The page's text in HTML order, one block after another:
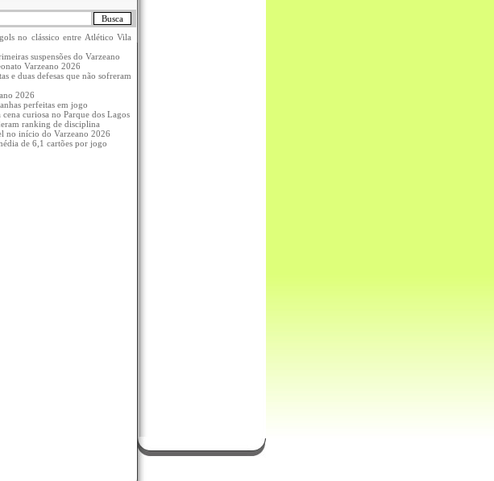
no clássico entre Atlético Vila
suspensões do Varzeano
Varzeano 2026
e duas defesas que não sofreram
2026
perfeitas em jogo
curiosa no Parque dos Lagos
ranking de disciplina
no início do Varzeano 2026
de 6,1 cartões por jogo